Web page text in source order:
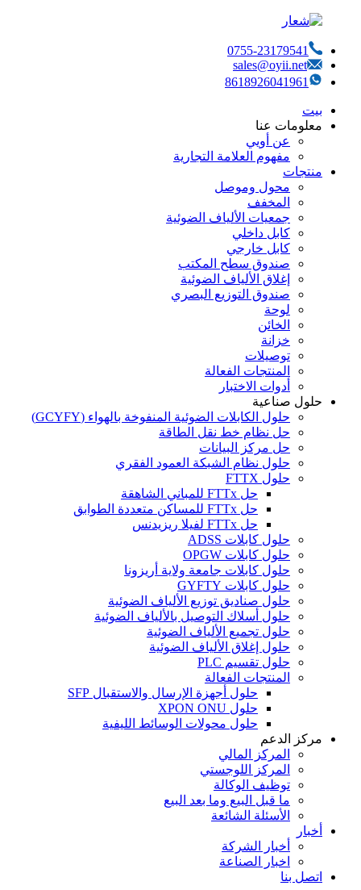
0755-23179541
sales@oyii.net
8618926041961
بيت
معلومات عنا
عن أويي
مفهوم العلامة التجارية
منتجات
محول وموصل
المخفف
جمعيات الألياف الضوئية
كابل داخلي
كابل خارجي
صندوق سطح المكتب
إغلاق الألياف الضوئية
صندوق التوزيع البصري
لوحة
الخائن
خزانة
توصيلات
المنتجات الفعالة
أدوات الاختبار
حلول صناعية
حلول الكابلات الضوئية المنفوخة بالهواء (GCYFY)
حل نظام خط نقل الطاقة
حل مركز البيانات
حلول نظام الشبكة العمود الفقري
حلول FTTX
حل FTTx للمباني الشاهقة
حل FTTx للمساكن متعددة الطوابق
حل FTTx لفيلا ريزيدنس
حلول كابلات ADSS
حلول كابلات OPGW
حلول كابلات جامعة ولاية أريزونا
حلول كابلات GYFTY
حلول صناديق توزيع الألياف الضوئية
حلول أسلاك التوصيل بالألياف الضوئية
حلول تجميع الألياف الضوئية
حلول إغلاق الألياف الضوئية
حلول تقسيم PLC
المنتجات الفعالة
حلول أجهزة الإرسال والاستقبال SFP
حلول XPON ONU
حلول محولات الوسائط الليفية
مركز الدعم
المركز المالي
المركز اللوجستي
توظيف الوكالة
ما قبل البيع وما بعد البيع
الأسئلة الشائعة
أخبار
أخبار الشركة
اخبار الصناعة
اتصل بنا